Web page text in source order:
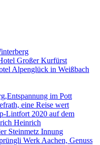
Großer Kurfürst
Alpenglück in Weißbach
im Pott
eine Reise wert
Lintfort 2020 auf dem
Heinrich
Steinmetz Innung
Werk Aachen, Genuss